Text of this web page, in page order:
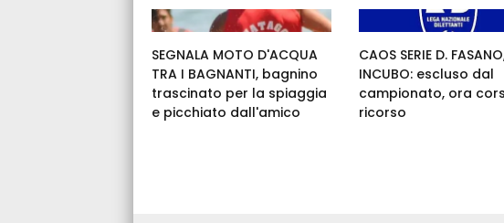
SEGNALA MOTO D'ACQUA
TRA I BAGNANTI, bagnino
trascinato per la spiaggia
e picchiato dall'amico
CAOS SERIE D.
INCUBO: escluso dal
campionato, ora
ricorso